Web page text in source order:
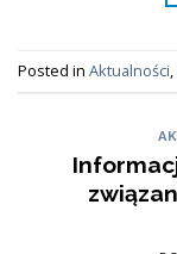
Posted in Aktualności,